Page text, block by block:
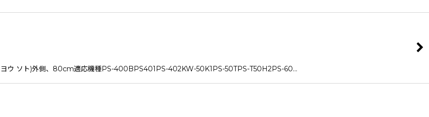
ヨウ ソト)外側、80cm適応機種PS-400BPS401PS-402KW-50K1PS-50TPS-T50H2PS-60…